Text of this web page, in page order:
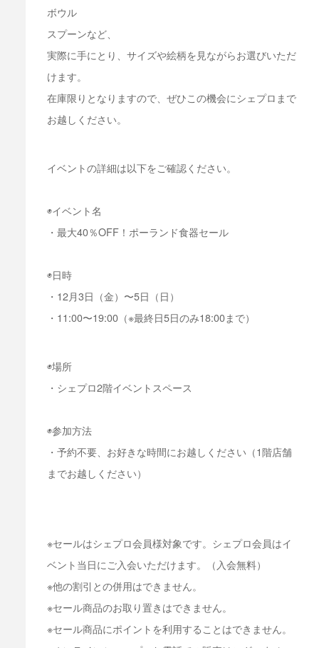
ボウル
スプーンなど、
実際に手にとり、サイズや絵柄を見ながらお選びいただ
けます。
在庫限りとなりますので、ぜひこの機会にシェプロまで
お越しください。
イベントの詳細は以下をご確認ください。
◉イベント名
・最大40％OFF！ポーランド食器セール
◉日時
・12月3日（金）〜5日（日）
・11:00〜19:00（※最終日5日のみ18:00まで）
◉場所
・シェプロ2階イベントスペース
◉参加方法
・予約不要、お好きな時間にお越しください（1階店舗
までお越しください）
※セールはシェプロ会員様対象です。シェプロ会員はイ
ベント当日にご入会いただけます。（入会無料）
※他の割引との併用はできません。
※セール商品のお取り置きはできません。
※セール商品にポイントを利用することはできません。